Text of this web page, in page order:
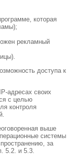
которая
рекламный
доступа к
адресах своих
с целью
контроля
выше
системы
за
5.2. и 5.3.